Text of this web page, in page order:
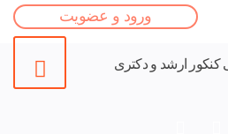
ورود و عضویت
کنکور ارشد و دکتری